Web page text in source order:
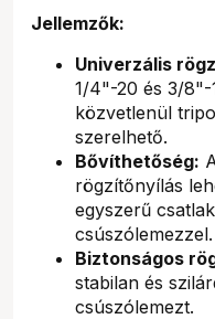
Jellemzők:
Univerzális
1/4"-20 és 3/8"-
közvetlenül
szerelhető.
Bővíthetőség:
rögzítőnyílás
egyszerű
csúszólemezzel.
Biztonságos
stabilan és
csúszólemezt.